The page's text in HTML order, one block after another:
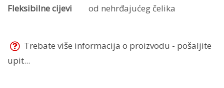
Fleksibilne cijevi
od nehrđajućeg čelika
Trebate više informacija o proizvodu - pošaljite
upit...